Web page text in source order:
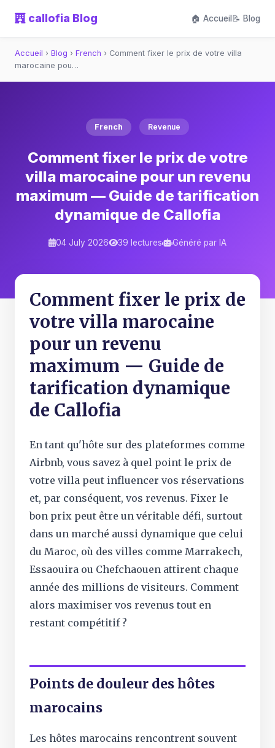
callofia Blog 🏠 Accueil📝 Blog
Accueil › Blog › French › Comment fixer le prix de votre villa
marocaine pou…
French Revenue
Comment fixer le prix de votre
villa marocaine pour un revenu
maximum — Guide de tarification
dynamique de Callofia
04 July 2026 39 lectures Généré par IA
Comment fixer le prix de
votre villa marocaine
pour un revenu
maximum — Guide de
tarification dynamique
de Callofia
En tant qu'hôte sur des plateformes comme
Airbnb, vous savez à quel point le prix de
votre villa peut influencer vos réservations
et, par conséquent, vos revenus. Fixer le
bon prix peut être un véritable défi, surtout
dans un marché aussi dynamique que celui
du Maroc, où des villes comme Marrakech,
Essaouira ou Chefchaouen attirent chaque
année des millions de visiteurs. Comment
alors maximiser vos revenus tout en
restant compétitif ?
Points de douleur des hôtes
marocains
Les hôtes marocains rencontrent souvent